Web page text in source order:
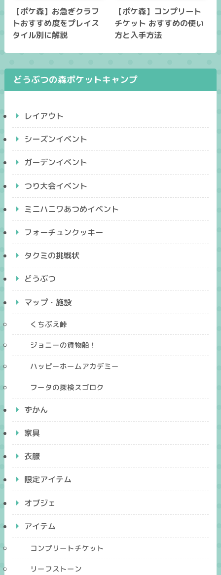
【ポケ森】お急ぎクラフ
トおすすめ度をプレイス
タイル別に解説
【ポケ森】コンプリート
チケット おすすめの使い
方と入手方法
どうぶつの森ポケットキャンプ
レイアウト
シーズンイベント
ガーデンイベント
つり大会イベント
ミニハニワあつめイベント
フォーチュンクッキー
タクミの挑戦状
どうぶつ
マップ・施設
くちぶえ峠
ジョニーの貨物船！
ハッピーホームアカデミー
フータの探検スゴロク
ずかん
家具
衣服
限定アイテム
オブジェ
アイテム
コンプリートチケット
リーフストーン